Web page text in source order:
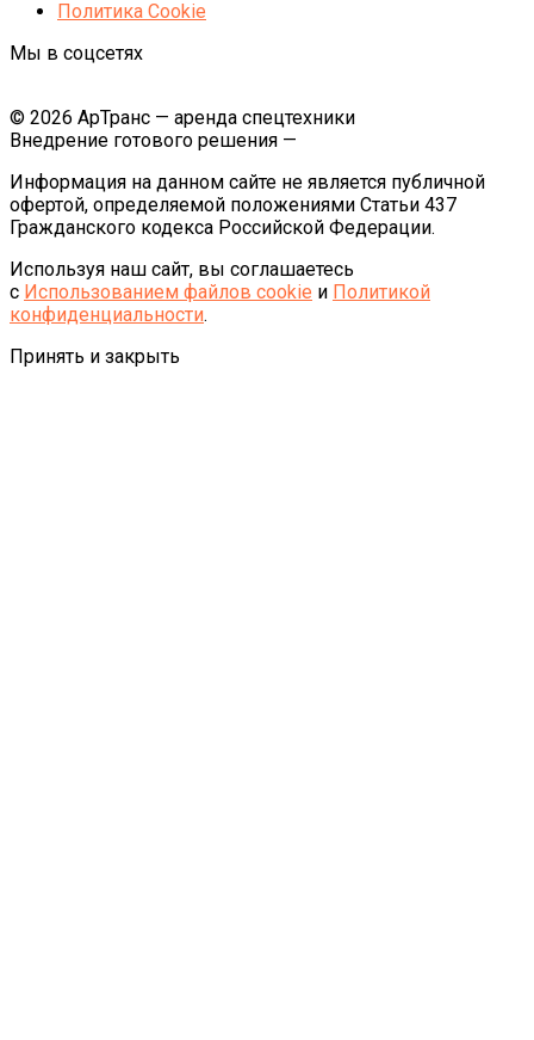
Политика Cookie
Мы в соцсетях
© 2026 АрТранс — аренда спецтехники
Внедрение готового решения —
Информация на данном сайте не является публичной
офертой, определяемой положениями Статьи 437
Гражданского кодекса Российской Федерации.
Используя наш сайт, вы соглашаетесь
с Использованием файлов cookie и Политикой
конфиденциальности.
Принять и закрыть